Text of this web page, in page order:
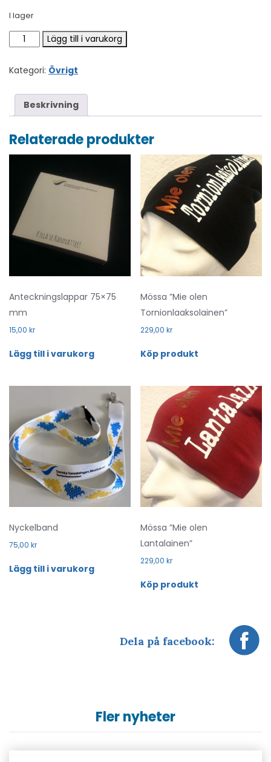
I lager
Läppcerat mängd
Lägg till i varukorg
Kategori: Övrigt
Beskrivning
Relaterade produkter
Anteckningslappar 75×75
mm
15,00 kr
Lägg till i varukorg
Mössa ”Mie olen
Tornionlaaksolainen”
229,00kr
Köp produkt
Nyckelband
75,00 kr
Lägg till i varukorg
Mössa ”Mie olen
Lantalainen”
229,00kr
Köp produkt
Dela på facebook:
Fler nyheter